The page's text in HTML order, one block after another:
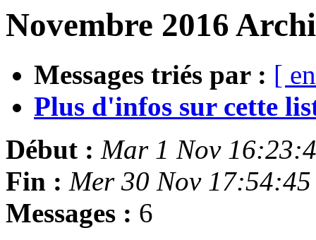
Novembre 2016
Messages triés par : [
Plus d'infos sur cette
Début : Mar 1 Nov
Fin : Mer 30 Nov
Messages : 6